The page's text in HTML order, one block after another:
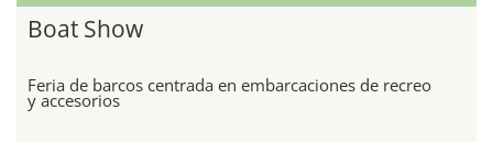
Boat Show
Feria de barcos centrada en embarcaciones de recreo
y accesorios